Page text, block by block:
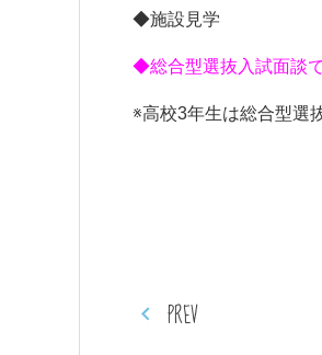
◆施設見学
◆総合型選抜入試面談
※高校3年生は総合型選
PREV